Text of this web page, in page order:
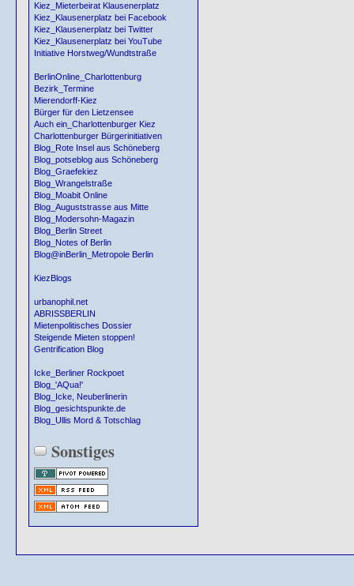
Kiez_Mieterbeirat Klausenerplatz
Kiez_Klausenerplatz bei Facebook
Kiez_Klausenerplatz bei Twitter
Kiez_Klausenerplatz bei YouTube
Initiative Horstweg/Wundtstraße
BerlinOnline_Charlottenburg
Bezirk_Termine
Mierendorff-Kiez
Bürger für den Lietzensee
Auch ein_Charlottenburger Kiez
Charlottenburger Bürgerinitiativen
Blog_Rote Insel aus Schöneberg
Blog_potseblog aus Schöneberg
Blog_Graefekiez
Blog_Wrangelstraße
Blog_Moabit Online
Blog_Auguststrasse aus Mitte
Blog_Modersohn-Magazin
Blog_Berlin Street
Blog_Notes of Berlin
Blog@inBerlin_Metropole Berlin
KiezBlogs
urbanophil.net
ABRISSBERLIN
Mietenpolitisches Dossier
Steigende Mieten stoppen!
Gentrification Blog
Icke_Berliner Rockpoet
Blog_'AQua!'
Blog_Icke, Neuberlinerin
Blog_gesichtspunkte.de
Blog_Ullis Mord & Totschlag
Sonstiges